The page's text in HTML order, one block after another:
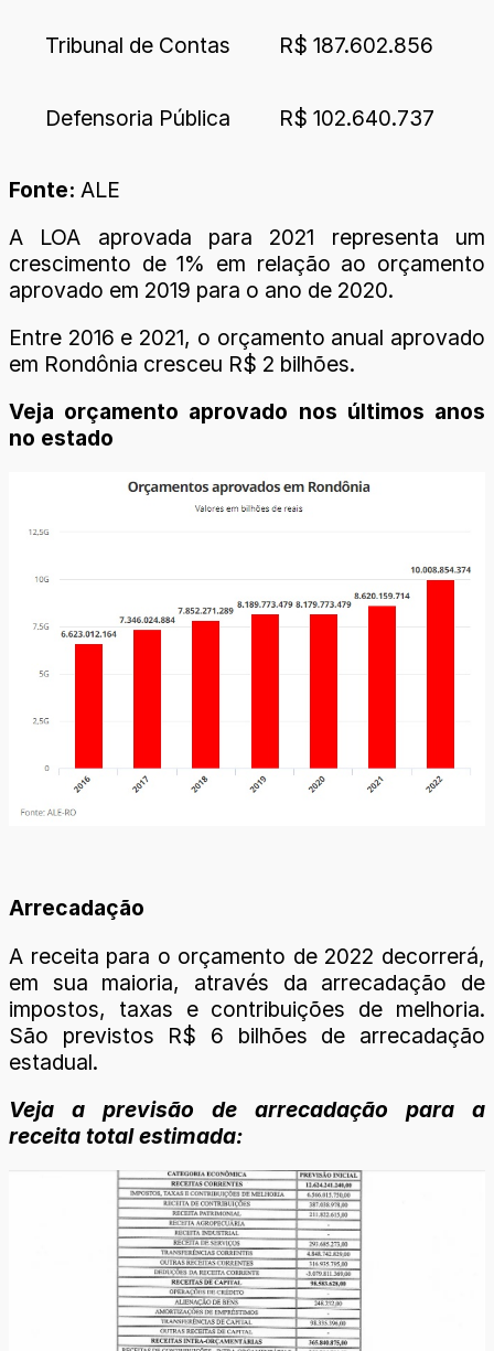
Tribunal de Contas R$ 187.602.856
Defensoria Pública R$ 102.640.737
Fonte: ALE
A LOA aprovada para 2021 representa um
crescimento de 1% em relação ao orçamento
aprovado em 2019 para o ano de 2020.
Entre 2016 e 2021, o orçamento anual aprovado
em Rondônia cresceu R$ 2 bilhões.
Veja orçamento aprovado nos últimos anos
no estado
Arrecadação
A receita para o orçamento de 2022 decorrerá,
em sua maioria, através da arrecadação de
impostos, taxas e contribuições de melhoria.
São previstos R$ 6 bilhões de arrecadação
estadual.
Veja a previsão de arrecadação para a
receita total estimada: